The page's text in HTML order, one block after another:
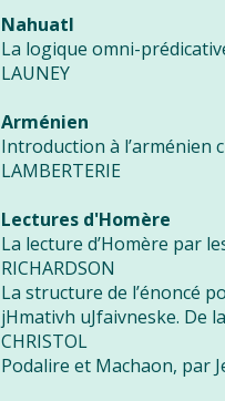
Nahuatl
La logique omni-
LAUNEY
Arménien
Introduction à l’arménien
LAMBERTERIE
Lectures d'Homère
La lecture d’Homère par
RICHARDSON
La structure de l’énoncé
jHmativh uJfaivneske. De
CHRISTOL
Podalire et Machaon, par